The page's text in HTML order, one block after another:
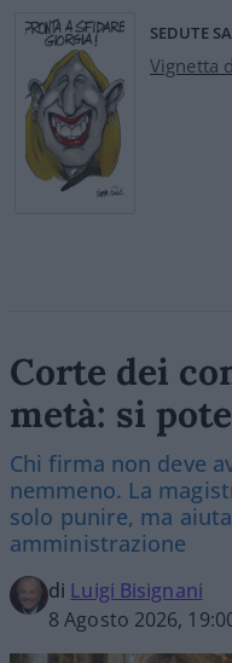
SEDUTE
Vignetta
Corte dei
metà: si
Chi firma non deve
nemmeno. La
solo punire, ma
amministrazione
di Luigi Bisignani
8 Agosto 2026,